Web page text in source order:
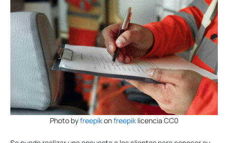
Photo byfreepikonfreepiklicencia CC0